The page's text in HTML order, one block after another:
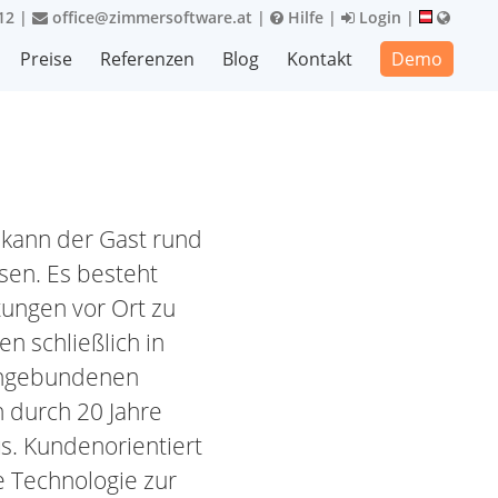
| office@zimmersoftware.at | Hilfe | Login |
Preise Referenzen Blog Kontakt Demo
der Gast rund
Es besteht
vor Ort zu
schließlich in
20 Jahre
Kundenorientiert
Technologie zur